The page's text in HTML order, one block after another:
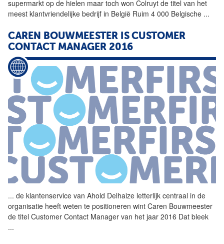
supermarkt op de hielen maar toch won Colruyt de titel van het
meest klantvriendelijke bedrijf in België Ruim 4 000 Belgische ...
CAREN BOUWMEESTER IS CUSTOMER
CONTACT MANAGER 2016
... de klantenservice van Ahold Delhaize letterlijk centraal in de
organisatie heeft weten te positioneren wint Caren Bouwmeester
de titel Customer Contact Manager van het jaar 2016 Dat bleek
...